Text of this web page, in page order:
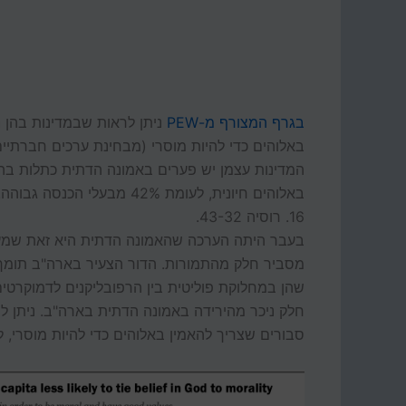
בגרף המצורף מ-PEW
ניתן לראות שבמדינות
באלוהים כדי להיות מוסרי (מבחינת ערכים
16. רוסיה 43-32.
בעבר היתה הערכה שהאמונה הדתית היא זאת
מסביר חלק מהתמורות. הדור הצעיר בארה"ב תומך
שהן במחלוקת פוליטית בין הרפובליקנים
סבורים שצריך להאמין באלוהים כדי להיות מוסרי, לעומת 55%